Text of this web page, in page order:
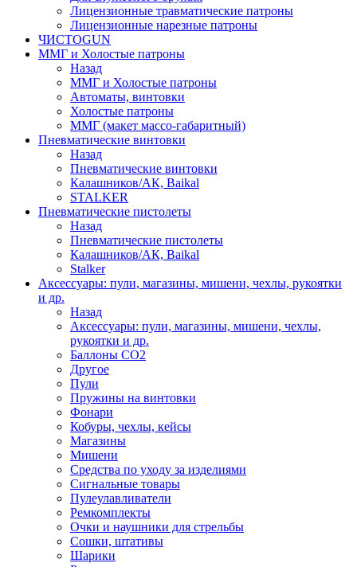
Лицензионные травматические патроны
Лицензионные нарезные патроны
ЧИСТОGUN
ММГ и Холостые патроны
Назад
ММГ и Холостые патроны
Автоматы, винтовки
Холостые патроны
ММГ (макет массо-габаритный)
Пневматические винтовки
Назад
Пневматические винтовки
Калашников/АК, Baikal
STALKER
Пневматические пистолеты
Назад
Пневматические пистолеты
Калашников/АК, Baikal
Stalker
Аксессуары: пули, магазины, мишени, чехлы, рукоятки
и др.
Назад
Аксессуары: пули, магазины, мишени, чехлы,
рукоятки и др.
Баллоны CO2
Другое
Пули
Пружины на винтовки
Фонари
Кобуры, чехлы, кейсы
Магазины
Мишени
Средства по уходу за изделиями
Сигнальные товары
Пулеулавливатели
Ремкомплекты
Очки и наушники для стрельбы
Сошки, штативы
Шарики